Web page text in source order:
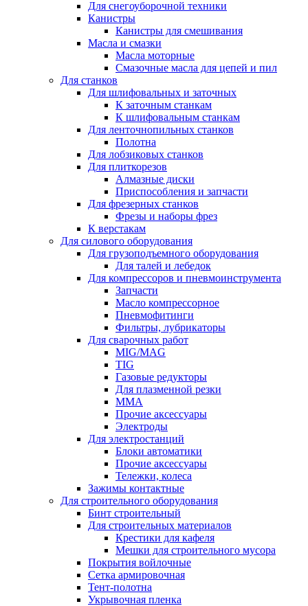
Для снегоуборочной техники
Канистры
Канистры для смешивания
Масла и смазки
Масла моторные
Смазочные масла для цепей и пил
Для станков
Для шлифовальных и заточных
К заточным станкам
К шлифовальным станкам
Для ленточнопильных станков
Полотна
Для лобзиковых станков
Для плиткорезов
Алмазные диски
Приспособления и запчасти
Для фрезерных станков
Фрезы и наборы фрез
К верстакам
Для силового оборудования
Для грузоподъемного оборудования
Для талей и лебедок
Для компрессоров и пневмоинструмента
Запчасти
Масло компрессорное
Пневмофитинги
Фильтры, лубрикаторы
Для сварочных работ
MIG/MAG
TIG
Газовые редукторы
Для плазменной резки
ММА
Прочие аксессуары
Электроды
Для электростанций
Блоки автоматики
Прочие аксессуары
Тележки, колеса
Зажимы контактные
Для строительного оборудования
Бинт строительный
Для строительных материалов
Крестики для кафеля
Мешки для строительного мусора
Покрытия войлочные
Сетка армировочная
Тент-полотна
Укрывочная пленка